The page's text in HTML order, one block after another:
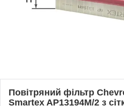
Повітряний фільтр
Smartex AP13194М/2 з